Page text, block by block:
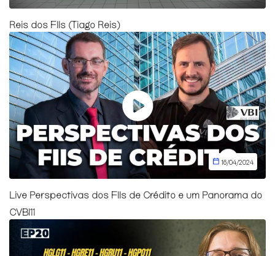
Reis dos FIIs (Tiago Reis)
16/04/2024
Live Perspectivas dos FIIs de Crédito e um Panorama do
CVBI11